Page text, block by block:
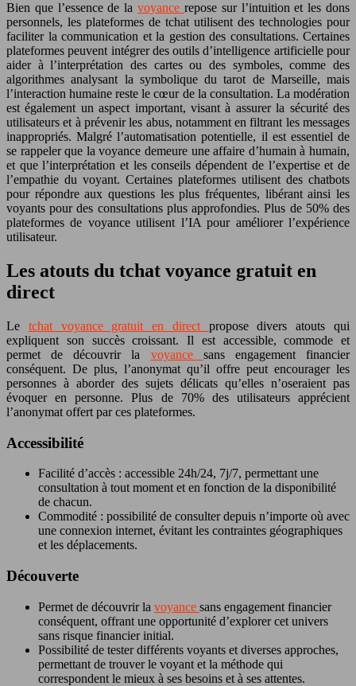
Bien que l’essence de lavoyance repose sur l’intuition et les dons
personnels, les plateformes de tchat utilisent des technologies pour
faciliter la communication et la gestion des consultations. Certaines
plateformes peuvent intégrer des outils d’intelligence artificielle pour
aider à l’interprétation des cartes ou des symboles, comme des
algorithmes analysant la symbolique du tarot de Marseille, mais
l’interaction humaine reste le cœur de la consultation. La modération
est également un aspect important, visant à assurer la sécurité des
utilisateurs et à prévenir les abus, notamment en filtrant les messages
inappropriés. Malgré l’automatisation potentielle, il est essentiel de
se rappeler que la voyance demeure une affaire d’humain à humain,
et que l’interprétation et les conseils dépendent de l’expertise et de
l’empathie du voyant. Certaines plateformes utilisent des chatbots
pour répondre aux questions les plus fréquentes, libérant ainsi les
voyants pour des consultations plus approfondies. Plus de 50% des
plateformes de voyance utilisent l’IA pour améliorer l’expérience
utilisateur.
Les atouts du tchat voyance gratuit en
direct
Le tchat voyance gratuit en direct propose divers atouts qui
expliquent son succès croissant. Il est accessible, commode et
permet de découvrir la voyance sans engagement financier
conséquent. De plus, l’anonymat qu’il offre peut encourager les
personnes à aborder des sujets délicats qu’elles n’oseraient pas
évoquer en personne. Plus de 70% des utilisateurs apprécient
l’anonymat offert par ces plateformes.
Accessibilité
Facilité d’accès : accessible 24h/24, 7j/7, permettant une
consultation à tout moment et en fonction de la disponibilité
de chacun.
Commodité : possibilité de consulter depuis n’importe où avec
une connexion internet, évitant les contraintes géographiques
et les déplacements.
Découverte
Permet de découvrir la voyance sans engagement financier
conséquent, offrant une opportunité d’explorer cet univers
sans risque financier initial.
Possibilité de tester différents voyants et diverses approches,
permettant de trouver le voyant et la méthode qui
correspondent le mieux à ses besoins et à ses attentes.